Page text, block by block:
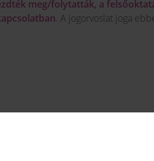
meg/folytatták, a
. A jogorvoslat joga